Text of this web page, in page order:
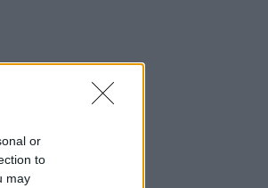
or
to
may
δεν μένει πίσω» - Σε
διαδικασίες
πληγέντες